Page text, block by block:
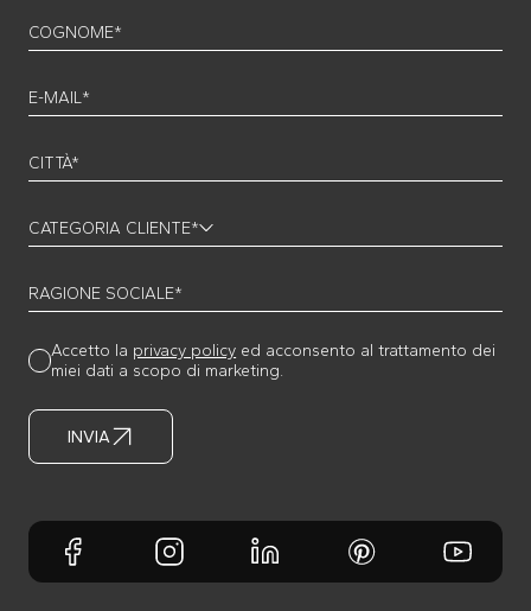
COGNOME*
E-MAIL*
CITTÀ*
CATEGORIA CLIENTE*
RAGIONE SOCIALE*
Accetto la privacy policy ed acconsento al trattamento dei
miei dati a scopo di marketing.
INVIA